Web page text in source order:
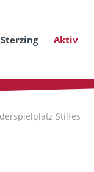
Aktiv
Stilfes